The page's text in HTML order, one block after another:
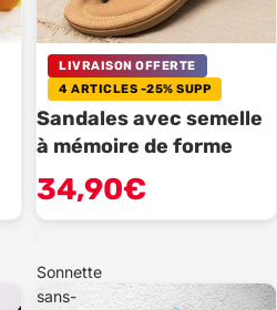
LIVRAISON OFFERTE
4 ARTICLES -25% SUPP
Sandales avec semelle
à mémoire de forme
34,90€
Sonnette
sans-